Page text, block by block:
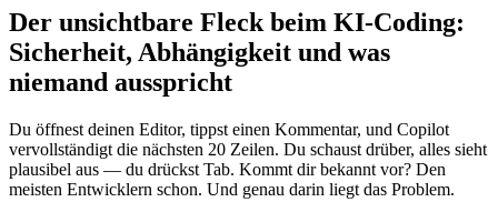
Der unsichtbare Fleck beim KI-Coding:
Sicherheit, Abhängigkeit und was
niemand ausspricht
Du öffnest deinen Editor, tippst einen Kommentar, und Copilot
vervollständigt die nächsten 20 Zeilen. Du schaust drüber, alles sieht
plausibel aus — du drückst Tab. Kommt dir bekannt vor? Den
meisten Entwicklern schon. Und genau darin liegt das Problem.